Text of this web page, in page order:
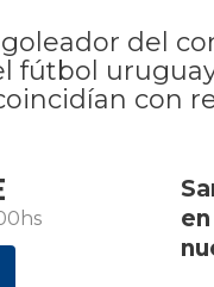
del
fútbol
con